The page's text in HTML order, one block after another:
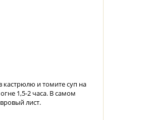
кастрюлю и томите суп на
1,5-2 часа. В самом
лист.